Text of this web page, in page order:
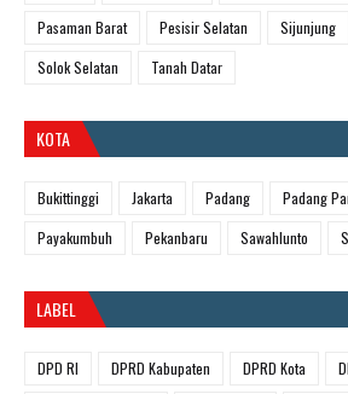
Pasaman Barat
Pesisir Selatan Sijunjung
Solok Selatan
Tanah Datar
KOTA
Bukittinggi Jakarta Padang Padang
Payakumbuh
Pekanbaru Sawahlunto
LABEL
DPD RI DPRD Kabupaten DPRD Kota